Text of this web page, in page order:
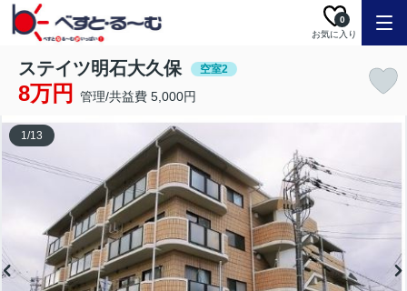
お気に入り
0
ステイツ明石大久保 空室2
8万円 管理/共益費 5,000円
1/13